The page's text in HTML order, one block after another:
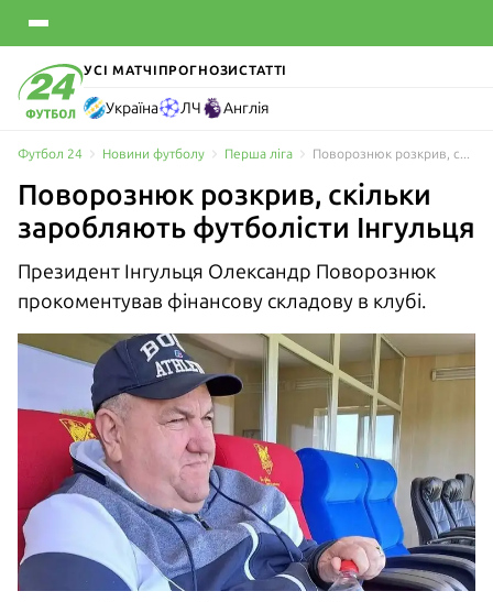
УСІ МАТЧІ ПРОГНОЗИСТАТТІ
Україна ЛЧ Англія
Футбол 24 Новини футболу Перша ліга
Поворознюк розкрив, скільки
заробляють футболісти Інгульця
Президент Інгульця Олександр Поворознюк
прокоментував фінансову складову в клубі.